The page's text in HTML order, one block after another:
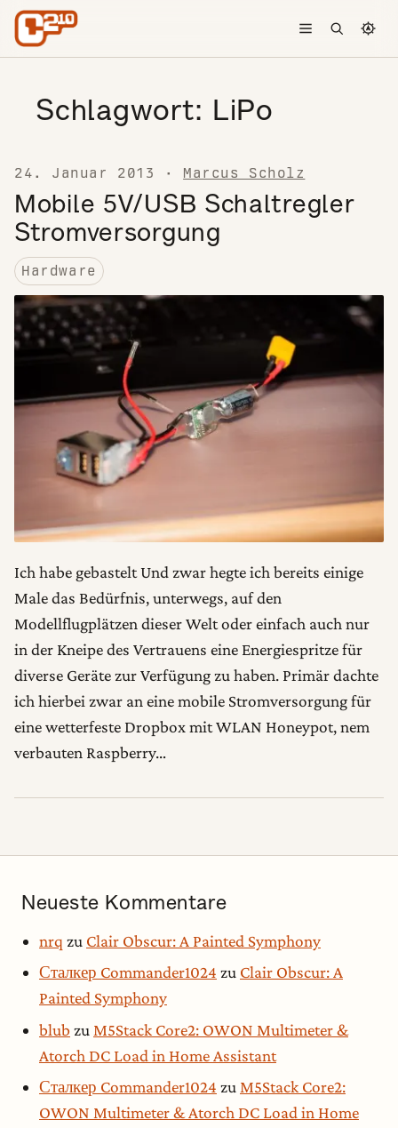
Skip to content
Toggle menu
Open
Schlagwort: LiPo
24. Januar 2013 · Marcus Scholz
Mobile 5V/USB Schaltregler
Stromversorgung
Hardware
Ich habe gebastelt Und zwar hegte ich bereits einige
Male das Bedürfnis, unterwegs, auf den
Modellflugplätzen dieser Welt oder einfach auch nur
in der Kneipe des Vertrauens eine Energiespritze für
diverse Geräte zur Verfügung zu haben. Primär dachte
ich hierbei zwar an eine mobile Stromversorgung für
eine wetterfeste Dropbox mit WLAN Honeypot, nem
verbauten Raspberry…
Neueste Kommentare
nrq zu Clair Obscur: A Painted Symphony
Сталкер Commander1024 zu Clair Obscur: A
Painted Symphony
blub zu M5Stack Core2: OWON Multimeter &
Atorch DC Load in Home Assistant
Сталкер Commander1024 zu M5Stack Core2:
OWON Multimeter & Atorch DC Load in Home